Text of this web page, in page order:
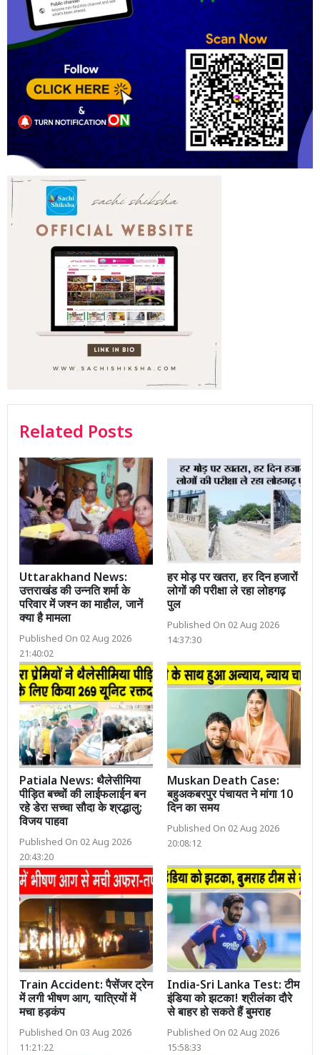
Related Posts
Uttarakhand News:
उत्तराखंड की उन्नति शर्मा के
परिवार में जश्न का माहौल, जानें
क्या है मामला
Published On 02 Aug 2026
21:40:02
हर मोड़ पर खतरा, हर दिन हजारों
लोगों की परीक्षा ले रहा लोहगढ़
पुल
Published On 02 Aug 2026
14:37:30
Patiala News: थैलेसीमिया
पीड़ित बच्चों की लाईफलाईन बन
रहे डेरा सच्चा सौदा के श्रद्धालु:
विजय पाहवा
Published On 02 Aug 2026
20:43:20
Muskan Death Case:
बहुअकबरपुर पंचायत ने मांगा 10
दिन का समय
Published On 02 Aug 2026
20:08:12
Train Accident: पैसेंजर ट्रेन
में लगी भीषण आग, यात्रियों में
मचा हड़कंप
Published On 03 Aug 2026
11:21:22
India-Sri Lanka Test: टीम
इंडिया को झटका! श्रीलंका दौरे
से बाहर हो सकते हैं बुमराह
Published On 02 Aug 2026
15:58:33